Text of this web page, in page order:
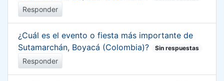
Responder
¿Cuál es el evento o fiesta más importante de
Sutamarchán, Boyacá (Colombia)?
Sin respuestas
Responder